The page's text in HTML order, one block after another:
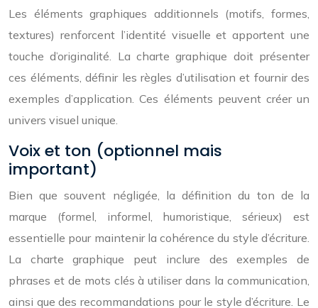
Les éléments graphiques additionnels (motifs, formes,
textures) renforcent l’identité visuelle et apportent une
touche d’originalité. La charte graphique doit présenter
ces éléments, définir les règles d’utilisation et fournir des
exemples d’application. Ces éléments peuvent créer un
univers visuel unique.
Voix et ton (optionnel mais
important)
Bien que souvent négligée, la définition du ton de la
marque (formel, informel, humoristique, sérieux) est
essentielle pour maintenir la cohérence du style d’écriture.
La charte graphique peut inclure des exemples de
phrases et de mots clés à utiliser dans la communication,
ainsi que des recommandations pour le style d’écriture. Le